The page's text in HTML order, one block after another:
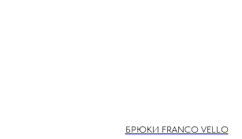
БРЮКИ FRANCO VELLO